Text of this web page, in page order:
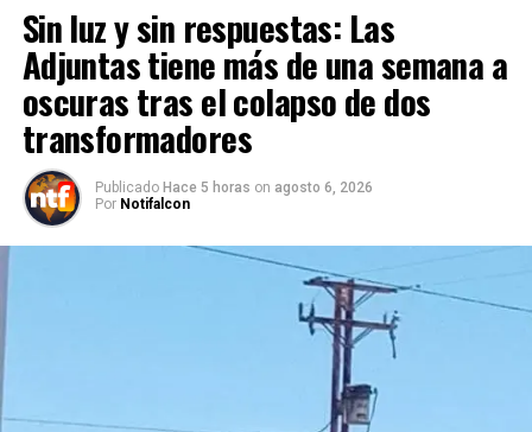
Sin luz y sin respuestas: Las
Adjuntas tiene más de una semana a
oscuras tras el colapso de dos
transformadores
Publicado Hace 5 horas on agosto 6, 2026
Por Notifalcon